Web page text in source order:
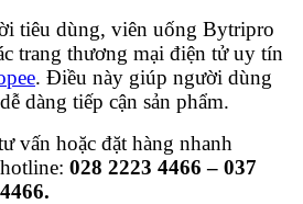
tiêu dùng, viên uống Bytripro
trang thương mại điện tử uy tín
. Điều này giúp người dùng
dàng tiếp cận sản phẩm.
vấn hoặc đặt hàng nhanh
028 2223 4466 – 037